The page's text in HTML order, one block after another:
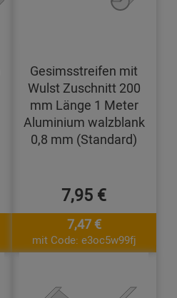
Gesimsstreifen mit
Wulst Zuschnitt 200
mm Länge 1 Meter
Aluminium walzblank
0,8 mm (Standard)
7,95 €
7,47 €
mit Code: e3oc5w99fj